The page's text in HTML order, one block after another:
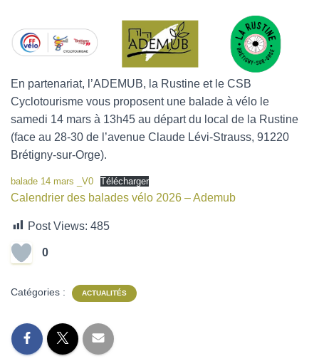
En partenariat, l’ADEMUB, la Rustine et le CSB
Cyclotourisme vous proposent une balade à vélo le
samedi 14 mars à 13h45 au départ du local de la Rustine
(face au 28-30 de l’avenue Claude Lévi-Strauss, 91220
Brétigny-sur-Orge).
balade 14 mars _V0 Télécharger
Calendrier des balades vélo 2026 – Ademub
Post Views: 485
0
Catégories : ACTUALITÉS